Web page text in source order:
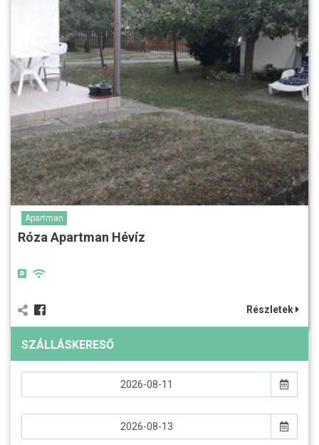
Apartman
Róza Apartman Hévíz
Részletek
SZÁLLÁSKERESŐ